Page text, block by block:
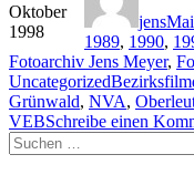
Oktober
1998
jens
1989, 1990,
Fotoarchiv Jens Meyer,
Uncategorized
Grünwald, NVA,
VEBSchreibe einen
Suche
nach: